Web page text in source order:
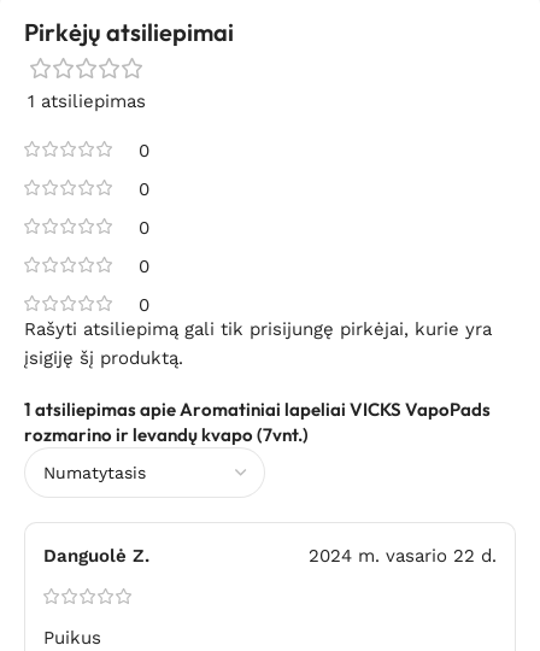
Pirkėjų atsiliepimai
1 atsiliepimas
0
0
0
0
0
1 atsiliepimas apieAromatiniai lapeliai VICKS VapoPads
rozmarino ir levandų kvapo (7vnt.)
Danguolė Z. 2024 m. vasario 22 d.
Puikus
Rašyti atsiliepimą gali tik prisijungę pirkėjai, kurie yra
įsigiję šį produktą.